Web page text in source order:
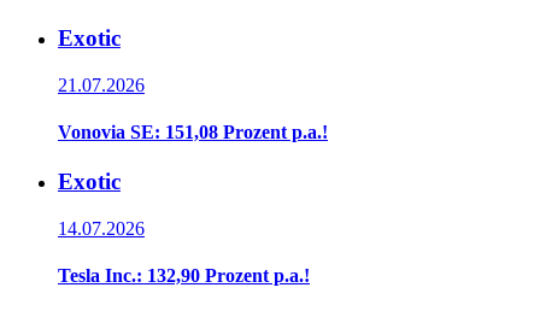
Exotic
21.07.2026
Vonovia SE: 151,08 Prozent p.a.!
Exotic
14.07.2026
Tesla Inc.: 132,90 Prozent p.a.!